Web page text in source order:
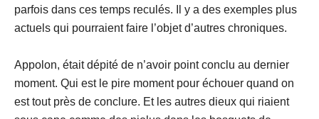
parfois dans ces temps reculés. Il y a des exemples plus
actuels qui pourraient faire l’objet d’autres chroniques.
Appolon, était dépité de n’avoir point conclu au dernier
moment. Qui est le pire moment pour échouer quand on
est tout près de conclure. Et les autres dieux qui riaient